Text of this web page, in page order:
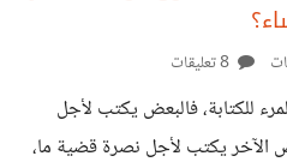
للكتابة، فالبعض يكتب لأجل
الآخر يكتب لأجل نصرة قضية ما،